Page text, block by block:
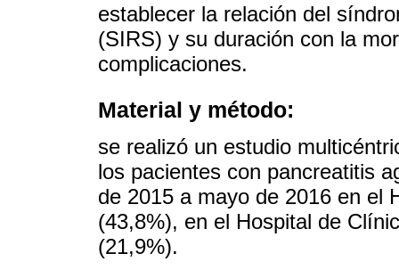
establecer la relación del
(SIRS) y su duración con la
complicaciones.
Material y método:
se realizó un estudio
los pacientes con pancreatitis
de 2015 a mayo de 2016 en el
(43,8%), en el Hospital de
(21,9%).